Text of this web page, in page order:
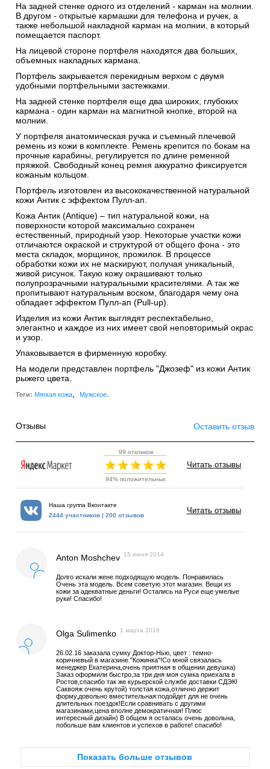
На задней стенке одного из отделений - карман на молнии.
В другом - открытые кармашки для телефона и ручек, а
также небольшой накладной карман на молнии, в который
помещается паспорт.
На лицевой стороне портфеля находятся два больших,
объемных накладных кармана.
Портфель закрывается перекидным верхом с двумя
удобными портфельными застежками.
На задней стенке портфеля еще два широких, глубоких
кармана - один карман на магнитной кнопке, второй на
молнии.
У портфеля анатомическая ручка и съемный плечевой
ремень из кожи в комплекте. Ремень крепится по бокам на
прочные карабины, регулируется по длине ременной
пряжкой. Свободный конец ремня аккуратно фиксируется
кожаным кольцом.
Портфель изготовлен из высококачественной натуральной
кожи Антик c эффектом Пулл-ап.
Кожа Антик (Antique) – тип натуральной кожи, на
поверхности которой максимально сохранен
естественный, природный узор. Некоторые участки кожи
отличаются окраской и структурой от общего фона - это
места складок, морщинок, прожилок. В процессе
обработки кожи их не маскируют, получая уникальный,
живой рисунок. Такую кожу окрашивают только
полупрозрачными натуральными красителями. А так же
пропитывают натуральным воском, благодаря чему она
обладает эффектом Пулл-ап (Pull-up).
Изделия из кожи Антик выглядят респектабельно,
элегантно и каждое из них имеет свой неповторимый окрас
и узор.
Упаковывается в фирменную коробку.
На модели представлен портфель "Джозеф" из кожи Антик
рыжего цвета.
Теги: Мягкая кожа Мужское.
Отзывы Оставить отзыв
99 откликов
94% положительных
Читать отзывы
Наша группа Вконтакте
2444 участников | 200 отзывов
Читать отзывы
Anton Moshchev 15 июня 2014
Долго искали жене подходящую модель. Понравилась
Очень эта модель. Всем советую этот магазин. Вещи из
кожи за адекватные деньги! Остались на Руси еще умелые
руки! Спасибо!
Olga Sulimenko 1 марта 2016
26.02.16 заказала сумку Доктор-Нью, цвет : темно-
коричневый в магазине "Кожинка"!Со мной связалась
менеджер Екатерина,очень приятная в общении девушка)
Заказ оформили быстро,за три дня моя сумка приехала в
Ростов,спасибо так же курьерской службе доставки СДЭК!
Саквояж очень крутой) толстая кожа,отлично держит
форму,довольно вместительная:подойдет для не очень
длительных поездок!Если сравнивать с другими
магазинами,цена вполне демократичная! Плюс
интересный дизайн) В общем я осталась очень довольна,
побольше вам клиентов и успехов в работе! спасибо!
Показать больше отзывов